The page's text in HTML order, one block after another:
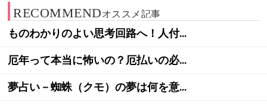
RECOMMENDオススメ記事
ものわかりのよい思考回路へ！人付...
厄年って本当に怖いの？厄払いの必...
夢占い－蜘蛛（クモ）の夢は何を意...